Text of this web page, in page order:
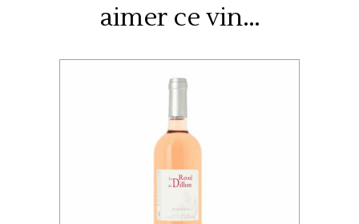
aimer ce vin…
Contionnement :: carton de 6
bouteilles